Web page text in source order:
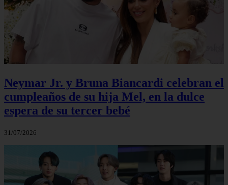
Neymar Jr. y Bruna Biancardi celebran el
cumpleaños de su hija Mel, en la dulce
espera de su tercer bebé
31/07/2026